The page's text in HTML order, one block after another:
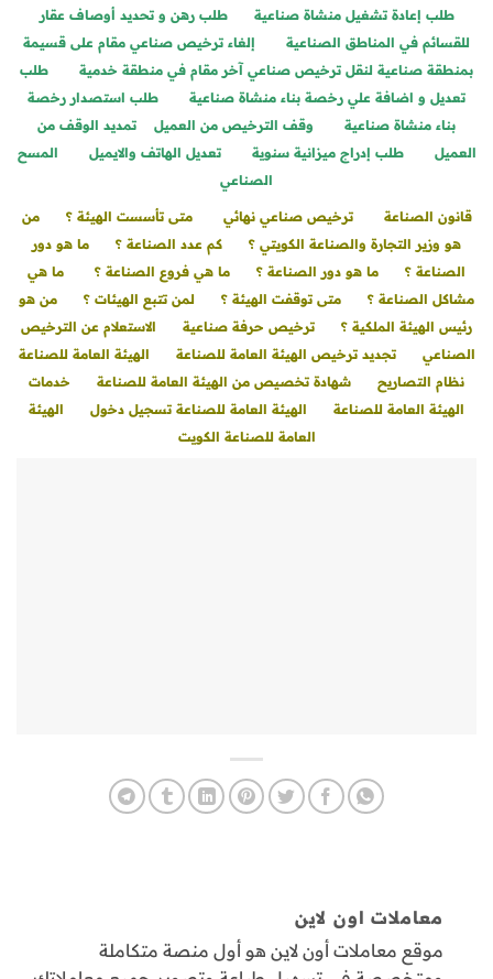
طلب إعادة تشغيل منشاة صناعية
طلب رهن و تحديد أوصاف عقار
للقسائم في المناطق الصناعية
إلغاء ترخيص صناعي مقام على قسيمة
بمنطقة صناعية لنقل ترخيص صناعي آخر مقام في منطقة خدمية
طلب
تعديل و اضافة علي رخصة بناء منشاة صناعية
طلب استصدار رخصة
بناء منشاة صناعية
وقف الترخيص من العميل
تمديد الوقف من
العميل
طلب إدراج ميزانية سنوية تعديل الهاتف والايميل
المسح
الصناعي
قانون الصناعة ترخيص صناعي نهائي متى تأسست الهيئة ؟
من
هو وزير التجارة والصناعة الكويتي ؟
كم عدد الصناعة ؟
ما هو دور
الصناعة ؟
ما هو دور الصناعة ؟ ما هي فروع الصناعة ؟
ما هي
مشاكل الصناعة ؟
متى توقفت الهيئة ؟ لمن تتبع الهيئات ؟
من هو
رئيس الهيئة الملكية ؟
ترخيص حرفة صناعية
الاستعلام عن الترخيص
الصناعي
تجديد ترخيص الهيئة العامة للصناعة
الهيئة العامة للصناعة
نظام التصاريح
شهادة تخصيص من الهيئة العامة للصناعة
خدمات
الهيئة العامة للصناعة
الهيئة العامة للصناعة تسجيل دخول
الهيئة
العامة للصناعة الكويت
معاملات اون لاين
موقع معاملات أون لاين هو أول منصة متكاملة